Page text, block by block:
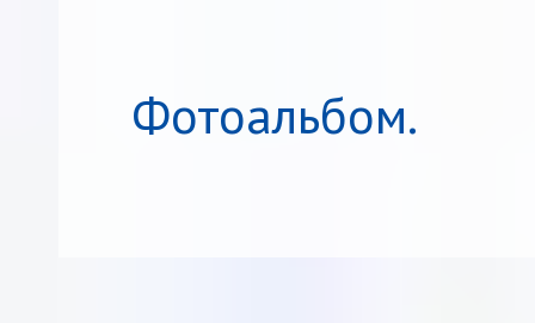
Фотоальбом.